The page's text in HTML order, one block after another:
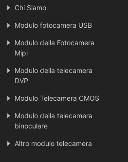
Chi Siamo
Modulo fotocamera USB
Modulo della Fotocamera
Mipi
Modulo della telecamera
DVP
Modulo Telecamera CMOS
Modulo della telecamera
binoculare
Altro modulo telecamera